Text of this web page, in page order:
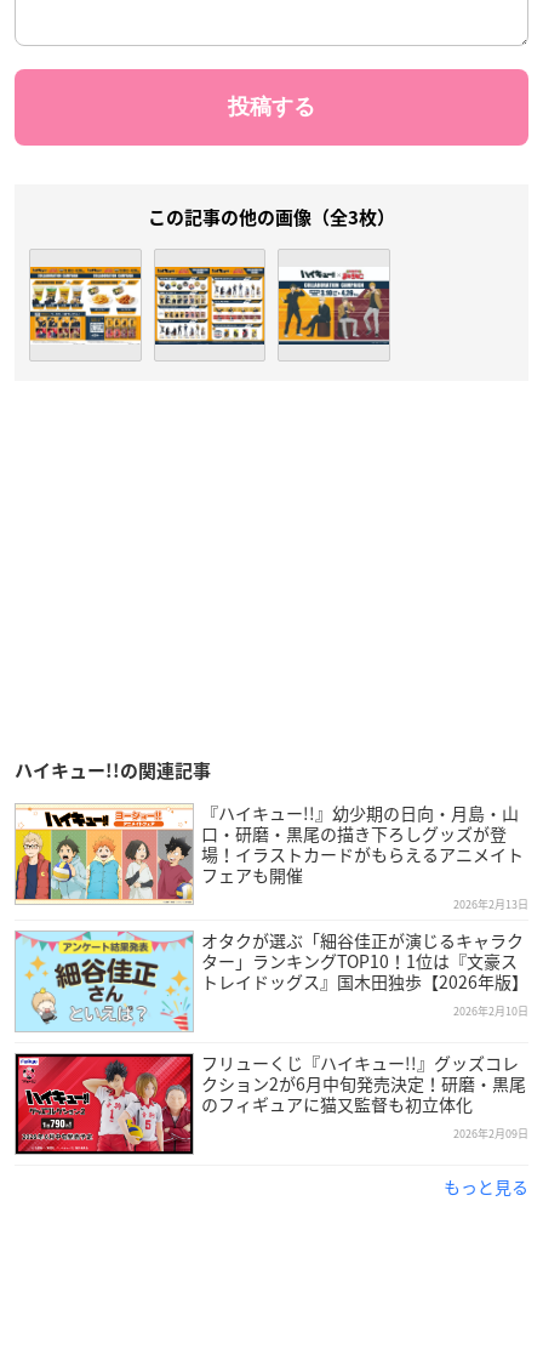
この記事の他の画像（全3枚）
ハイキュー!!の関連記事
『ハイキュー!!』幼少期の日向・月島・山
口・研磨・黒尾の描き下ろしグッズが登
場！イラストカードがもらえるアニメイト
フェアも開催
2026年2月13日
オタクが選ぶ「細谷佳正が演じるキャラク
ター」ランキングTOP10！1位は『文豪ス
トレイドッグス』国木田独歩【2026年版】
2026年2月10日
フリューくじ『ハイキュー!!』グッズコレ
クション2が6月中旬発売決定！研磨・黒尾
のフィギュアに猫又監督も初立体化
2026年2月09日
もっと見る